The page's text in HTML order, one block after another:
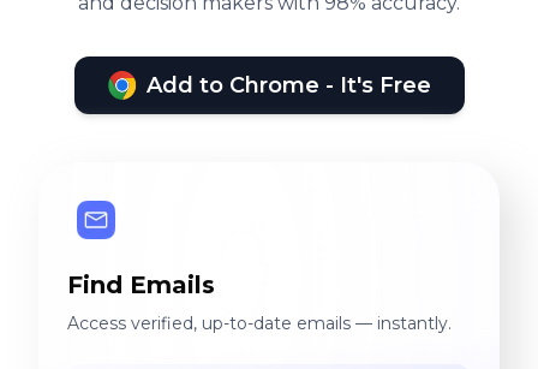
Add to Chrome - It's Free
Find Emails
Access verified, up-to-date emails — instantly.